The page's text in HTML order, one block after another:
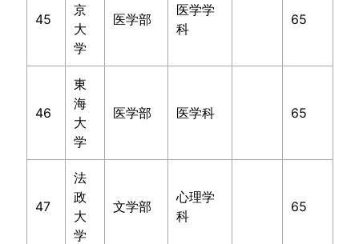
45
京
大
学
医学部
医学学
科
65
46
東
海
大
学
医学部 医学科 65
47
法
政
大
学
文学部
心理学
科
65